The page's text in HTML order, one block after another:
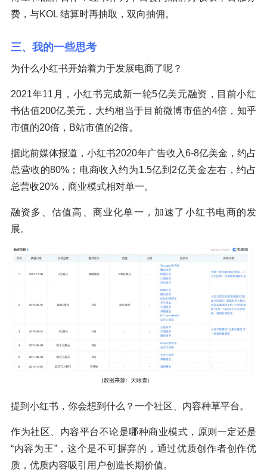
费，与KOL 结算时再抽取，双向抽佣。
三、我的一些思考
为什么小红书开始着力于发展电商了呢？
2021年11月，小红书完成新一轮5亿美元融资，目前小红
书估值200亿美元，大约相当于目前微博市值的4倍，知乎
市值的20倍，B站市值的2倍。
据此前媒体报道，小红书2020年广告收入6-8亿美金，约占
总营收的80%；电商收入约为1.5亿到2亿美金左右，约占
总营收20%，商业模式相对单一。
融资多、估值高、商业化单一，加速了小红书电商的发
展。
提到小红书，你会想到什么？一个社区、内容种草平台。
作为社区、内容平台不论是哪种商业模式，原则一定还是
“内容为王”，这个是不可摒弃的，通过优质创作者创作优
质，优质内容吸引用户创造长期价值。